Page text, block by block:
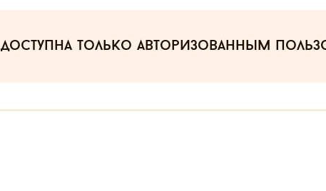
доступна только авторизованным